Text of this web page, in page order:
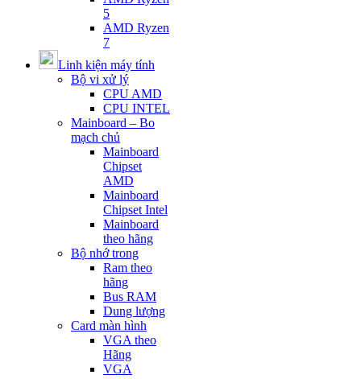
5
AMD Ryzen
7
Linh kiện máy tính
Bộ vi xử lý
CPU AMD
CPU INTEL
Mainboard – Bo
mạch chủ
Mainboard
Chipset
AMD
Mainboard
Chipset Intel
Mainboard
theo hãng
Bộ nhớ trong
Ram theo
hãng
Bus RAM
Dung lượng
Card màn hình
VGA theo
Hãng
VGA